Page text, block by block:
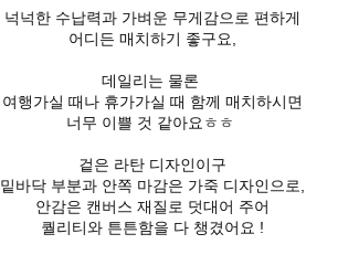
넉넉한 수납력과 가벼운 무게감으로 편하게
어디든 매치하기 좋구요,
데일리는 물론
여행가실 때나 휴가가실 때 함께 매치하시면
너무 이쁠 것 같아요ㅎㅎ
겉은 라탄 디자인이구
밑바닥 부분과 안쪽 마감은 가죽 디자인으로,
안감은 캔버스 재질로 덧대어 주어
퀄리티와 튼튼함을 다 챙겼어요 !